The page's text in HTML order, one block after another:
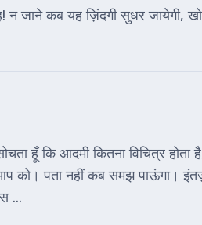
जाने कब यह ज़िंदगी सुधर जायेगी, खो
हूँ कि आदमी कितना विचित्र होता है,
को। पता नहीं कब समझ पाऊंगा।
...